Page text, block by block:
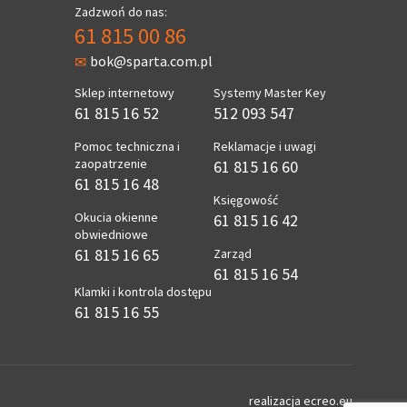
Zadzwoń do nas:
61 815 00 86
bok@sparta.com.pl
Sklep internetowy
61 815 16 52
Pomoc techniczna i
zaopatrzenie
61 815 16 48
Okucia okienne
obwiedniowe
61 815 16 65
Klamki i kontrola dostępu
61 815 16 55
Systemy Master Key
512 093 547
Reklamacje i uwagi
61 815 16 60
Księgowość
61 815 16 42
Zarząd
61 815 16 54
realizacja ecreo.eu